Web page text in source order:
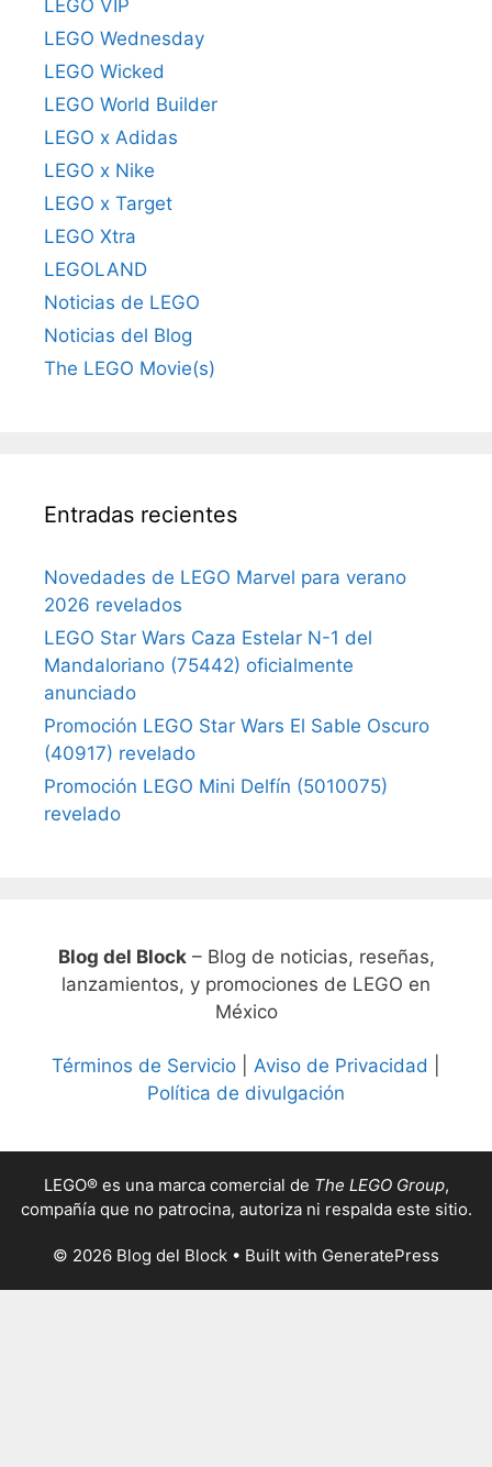
LEGO VIP
LEGO Wednesday
LEGO Wicked
LEGO World Builder
LEGO x Adidas
LEGO x Nike
LEGO x Target
LEGO Xtra
LEGOLAND
Noticias de LEGO
Noticias del Blog
The LEGO Movie(s)
Entradas recientes
Novedades de LEGO Marvel para verano
2026 revelados
LEGO Star Wars Caza Estelar N-1 del
Mandaloriano (75442) oficialmente
anunciado
Promoción LEGO Star Wars El Sable Oscuro
(40917) revelado
Promoción LEGO Mini Delfín (5010075)
revelado
Blog del Block– Blog de noticias, reseñas,
lanzamientos, y promociones de LEGO en
México
Términos de Servicio Aviso de Privacidad
Política de divulgación
LEGO® es una marca comercial de The LEGO Group,
compañía que no patrocina, autoriza ni respalda este sitio.
© 2026 Blog del Block • Built with GeneratePress